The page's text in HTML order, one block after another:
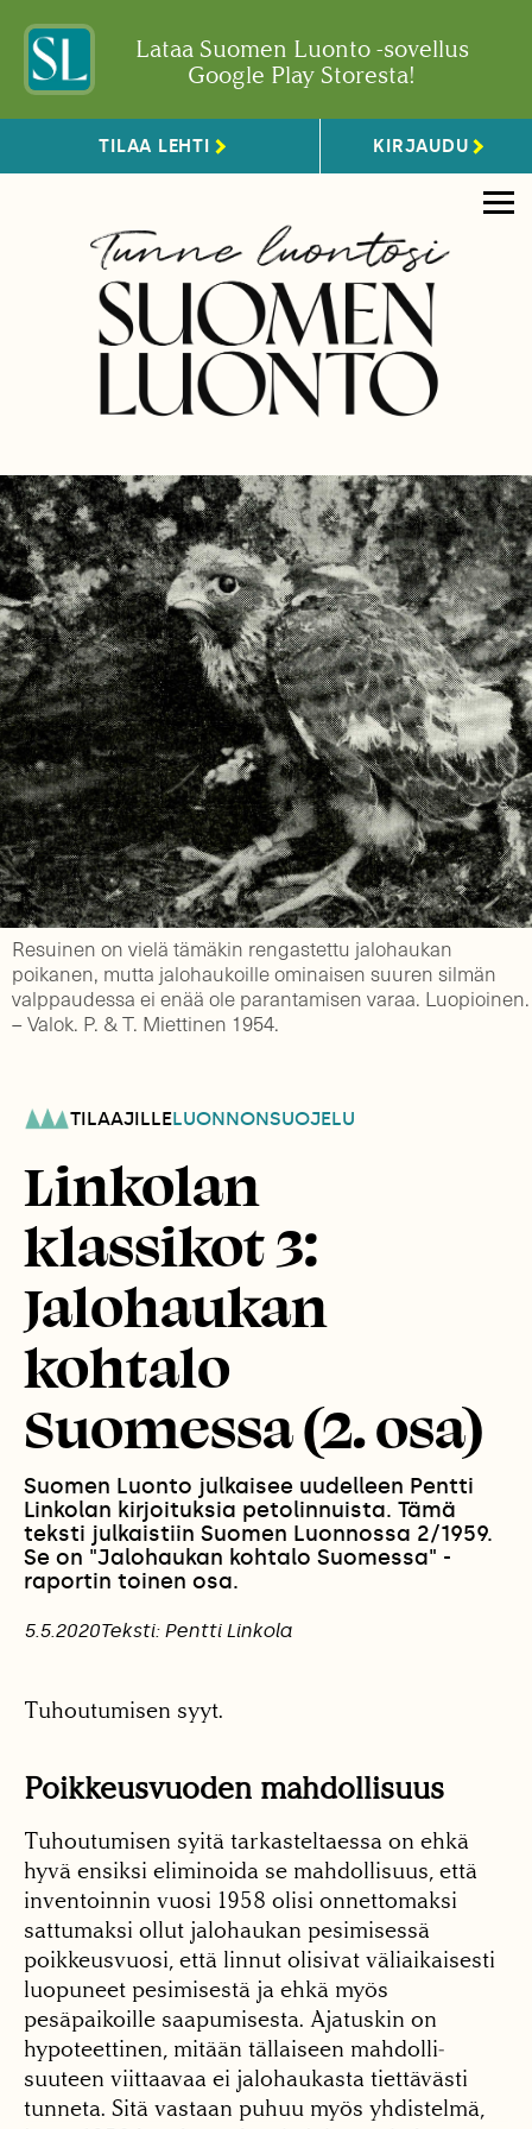
Lataa Suomen Luonto -sovellus
Google Play Storesta!
TILAA LEHTI KIRJAUDU
Resuinen on vielä tämäkin rengastettu jalohaukan
poikanen, mutta jalohaukoille ominaisen suuren silmän
valppaudessa ei enää ole parantamisen varaa. Luopioinen.
– Valok. P. & T. Miettinen 1954.
TILAAJILLELUONNONSUOJELU
Linkolan
klassikot 3:
Jalohaukan
kohtalo
Suomessa (2. osa)
Suomen Luonto julkaisee uudelleen Pentti
Linkolan kirjoituksia petolinnuista. Tämä
teksti julkaistiin Suomen Luonnossa 2/1959.
Se on "Jalohaukan kohtalo Suomessa" -
raportin toinen osa.
5.5.2020Teksti: Pentti Linkola
Tuhoutumisen syyt.
Poikkeusvuoden mahdollisuus
Tuhoutumisen syitä tarkasteltaessa on ehkä
hyvä ensiksi eliminoida se mahdolli­suus, että
inventoinnin vuosi 1958 olisi on­nettomaksi
sattumaksi ollut jalohaukan pesi­misessä
poikkeusvuosi, että linnut olisivat väliaikaisesti
luopuneet pesimisestä ja ehkä myös
pesäpaikoille saapumisesta. Ajatuskin on
hypoteettinen, mitään tällaiseen mahdolli­
suuteen viittaavaa ei jalohaukasta tiettä­västi
tunneta. Sitä vastaan puhuu myös yhdistelmä,